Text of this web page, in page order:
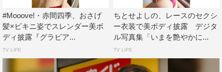
#Mooove!・赤間四季、おさげ
髪×ビキニ姿でスレンダー美ボ
ディ披露『グラビア...
TV LIFE
ちとせよしの、レースのセクシ
ー衣装で美ボディ披露 デジタ
ル写真集「いまを艶やかに...
TV LIFE